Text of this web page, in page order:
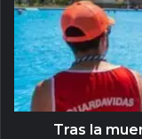
Tras la